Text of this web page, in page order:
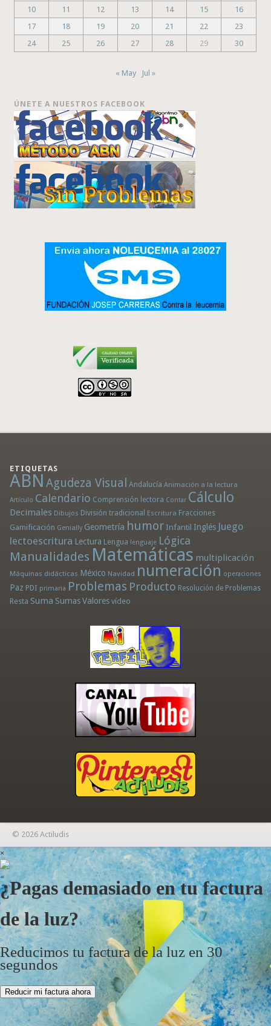
10
11 12 13 14 15
16
17
18 19 20 21 22
23
24
25 26 27 28 29 30
« May Jul »
ÚNETE A NUESTROS FACEBOOK
ETIQUETAS
ABN Agudeza Visual Andalucía Animación a la lectura
Artículo Calendario Comprensión lectora Contar Cálculo
Decimales Dibujos División tradicional Escritura Fracciones
Gamificación Genially Geometría humor Infantil Inglés Juego
lectoescritura Lectura Lengua lenguaje Lógica
Manualidades Matemáticas multiplicación
Máquinas didácticas México Navidad numeración operaciones
Paz PDI primaria Problemas Producto Resolución de Problemas
Resta Suma Sumas Valores vídeo
© 2026 Actiludis
×
¿Pagas demasiado en tu factura
de la luz?
Reducimos tu factura de la luz en 30
segundos
Reducir mi factura ahora